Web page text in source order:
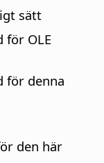
sätt
för OLE
för denna
den här